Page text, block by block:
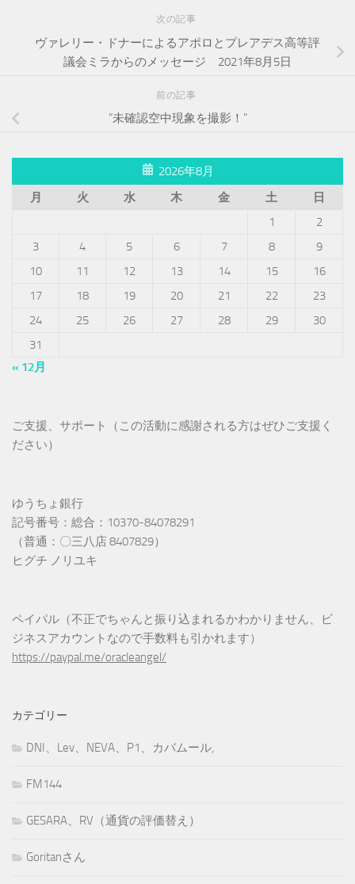
次の記事
ヴァレリー・ドナーによるアポロとプレアデス高等評
議会ミラからのメッセージ 2021年8月5日
前の記事
”未確認空中現象を撮影！”
2026年8月
月
火 水 木 金 土
日
1
2
3
4 5 6 7 8
9
10
11 12 13 14 15
16
17
18 19 20 21 22
23
24
25 26 27 28 29
30
31
« 12月
ご支援、サポート（この活動に感謝される方はぜひご支援く
ださい）
ゆうちょ銀行
記号番号：総合：10370-84078291
（普通：〇三八店 8407829）
ヒグチ ノリユキ
ペイパル（不正でちゃんと振り込まれるかわかりません、ビ
ジネスアカウントなので手数料も引かれます）
https://paypal.me/oracleangel/
カテゴリー
DNI、Lev、NEVA、P1、カバムール,
FM144
GESARA、RV（通貨の評価替え）
Goritanさん